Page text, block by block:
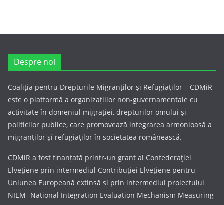
Despre noi
Coaliția pentru Drepturile Migranților și Refugiaților – CDMiR
este o platformă a organizațiilor non-guvernamentale cu
activitate în domeniul migrației, drepturilor omului și
politicilor publice, care promovează integrarea armonioasă a
migranților şi refugiaţilor în societatea românească.
CDMiR a fost finanțată printr-un grant al Confederaţiei
Elveţiene prin intermediul Contribuţiei Elveţiene pentru
Uniunea Europeană extinsă și prin intermediul proiectului
NIEM- National Integration Evaluation Mechanism Measuring